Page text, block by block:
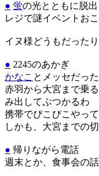
● 蛍の光とともに脱出
レジで謎イベントお
イヌ様どうもだったり
● 2245のあかぎ
かなこ とメッセだった
赤羽から大宮まで乗
み出してぶつかるわ
携帯でぴこぴこやっ
しかも、大宮までの
● 帰りながら電話
週末とか、食事会の